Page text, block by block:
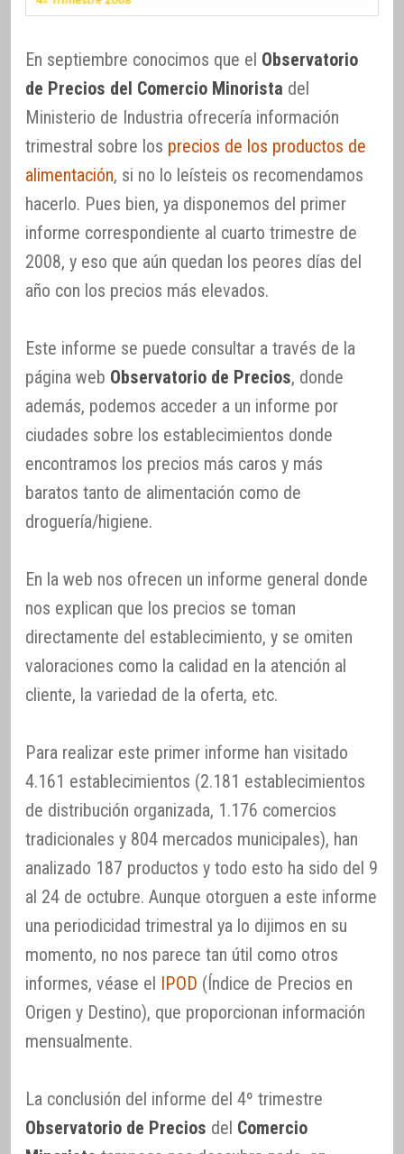
En septiembre conocimos que el Observatorio
de Precios del Comercio Minorista del
Ministerio de Industria ofrecería información
trimestral sobre los precios de los productos de
alimentación, si no lo leísteis os recomendamos
hacerlo. Pues bien, ya disponemos del primer
informe correspondiente al cuarto trimestre de
2008, y eso que aún quedan los peores días del
año con los precios más elevados.
Este informe se puede consultar a través de la
página web Observatorio de Precios, donde
además, podemos acceder a un informe por
ciudades sobre los establecimientos donde
encontramos los precios más caros y más
baratos tanto de alimentación como de
droguería/higiene.
En la web nos ofrecen un informe general donde
nos explican que los precios se toman
directamente del establecimiento, y se omiten
valoraciones como la calidad en la atención al
cliente, la variedad de la oferta, etc.
Para realizar este primer informe han visitado
4.161 establecimientos (2.181 establecimientos
de distribución organizada, 1.176 comercios
tradicionales y 804 mercados municipales), han
analizado 187 productos y todo esto ha sido del 9
al 24 de octubre. Aunque otorguen a este informe
una periodicidad trimestral ya lo dijimos en su
momento, no nos parece tan útil como otros
informes, véase el IPOD (Índice de Precios en
Origen y Destino), que proporcionan información
mensualmente.
La conclusión del informe del 4º trimestre
Observatorio de Precios del Comercio